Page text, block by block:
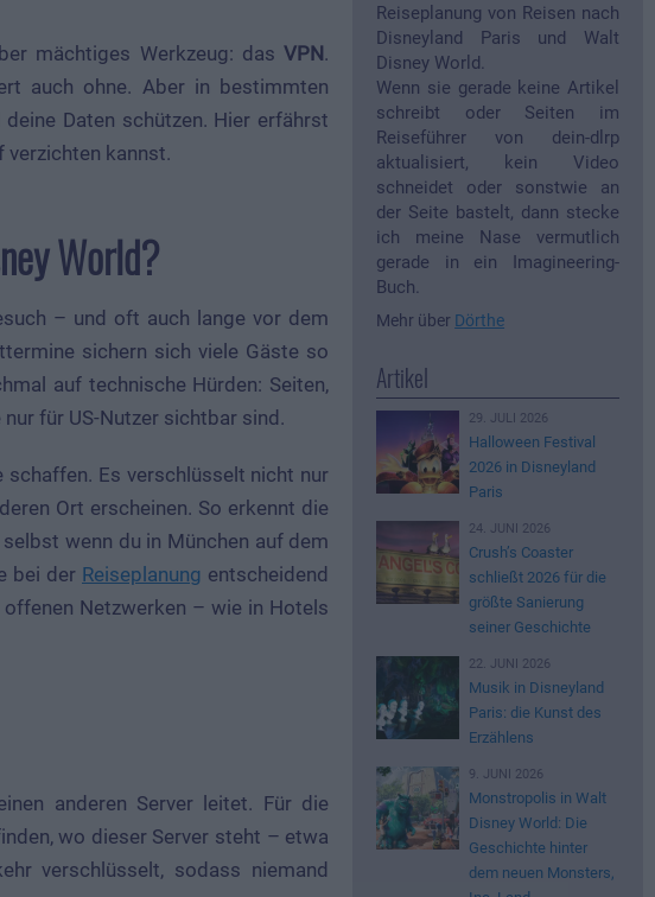
mächtiges Werkzeug: dasVPN.
auch ohne. Aber in bestimmten
Daten schützen. Hier erfährst
verzichten kannst.
World?
– und oft auch lange vor dem
sichern sich viele Gäste so
auf technische Hürden: Seiten,
für US-Nutzer sichtbar sind.
schaffen. Es verschlüsselt nicht nur
Ort erscheinen. So erkennt die
wenn du in München auf dem
bei der Reiseplanung entscheidend
Netzwerken – wie in Hotels
anderen Server leitet. Für die
wo dieser Server steht – etwa
verschlüsselt, sodass niemand
Reiseplanung von Reisen nach
Disneyland Paris und Walt
Disney World.
Wenn sie gerade keine Artikel
schreibt oder Seiten im
Reiseführer von dein-dlrp
aktualisiert, kein Video
schneidet oder sonstwie an
der Seite bastelt, dann stecke
ich meine Nase vermutlich
gerade in ein Imagineering-
Buch.
Mehr über Dörthe
Artikel
29. JULI 2026
Halloween Festival
2026 in Disneyland
Paris
24. JUNI 2026
Crush’s Coaster
schließt 2026 für die
größte Sanierung
seiner Geschichte
22. JUNI 2026
Musik in Disneyland
Paris: die Kunst des
Erzählens
9. JUNI 2026
Monstropolis in Walt
Disney World: Die
Geschichte hinter
dem neuen Monsters,